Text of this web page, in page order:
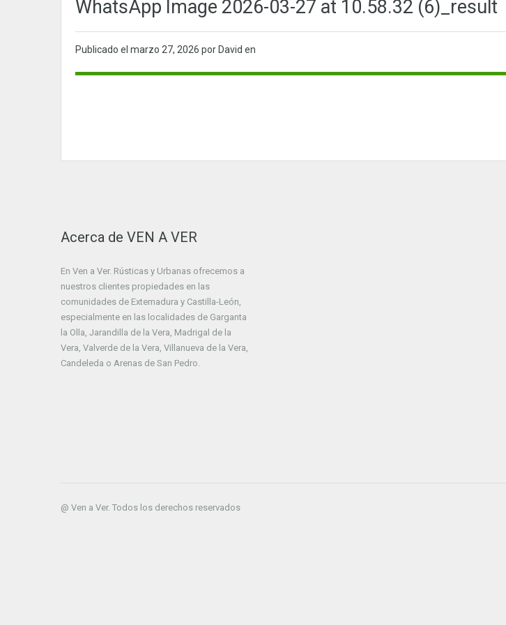
WhatsApp Image 2026-03-27 at 10.58.32 (6)_result
Publicado el marzo 27, 2026 por David en
Acerca de VEN A VER
En Ven a Ver. Rústicas y Urbanas ofrecemos a
nuestros clientes propiedades en las
comunidades de Extemadura y Castilla-León,
especialmente en las localidades de Garganta
la Olla, Jarandilla de la Vera, Madrigal de la
Vera, Valverde de la Vera, Villanueva de la Vera,
Candeleda o Arenas de San Pedro.
@ Ven a Ver. Todos los derechos reservados